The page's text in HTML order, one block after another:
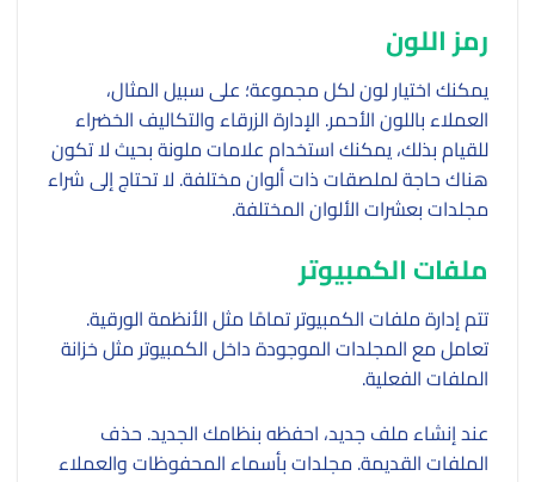
رمز اللون
يمكنك اختيار لون لكل مجموعة؛ على سبيل المثال،
العملاء باللون الأحمر. الإدارة الزرقاء والتكاليف الخضراء
للقيام بذلك، يمكنك استخدام علامات ملونة بحيث لا تكون
هناك حاجة لملصقات ذات ألوان مختلفة. لا تحتاج إلى شراء
مجلدات بعشرات الألوان المختلفة.
ملفات الكمبيوتر
تتم إدارة ملفات الكمبيوتر تمامًا مثل الأنظمة الورقية.
تعامل مع المجلدات الموجودة داخل الكمبيوتر مثل خزانة
الملفات الفعلية.
عند إنشاء ملف جديد، احفظه بنظامك الجديد. حذف
الملفات القديمة. مجلدات بأسماء المحفوظات والعملاء